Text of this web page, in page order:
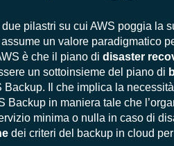
pilastri su cui AWS poggia la
un valore paradigmatico
è che il piano didisaster
un sottoinsieme del piano di
Backup. Il che implica la
Backup in maniera tale che
minima o nulla in caso di
dei criteri del backup in cloud